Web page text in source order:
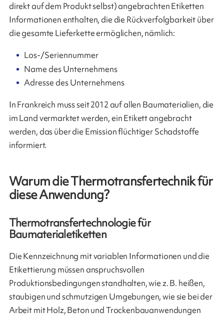
direkt auf dem Produkt selbst) angebrachten Etiketten
Informationen enthalten, die die Rückverfolgbarkeit über
die gesamte Lieferkette ermöglichen, nämlich:
Los-/Seriennummer
Name des Unternehmens
Adresse des Unternehmens
In Frankreich muss seit 2012 auf allen Baumaterialien, die
im Land vermarktet werden, ein Etikett angebracht
werden, das über die Emission flüchtiger Schadstoffe
informiert.
Warum die Thermotransfertechnik für
diese Anwendung?
Thermotransfertechnologie für
Baumaterialetiketten
Die Kennzeichnung mit variablen Informationen und die
Etikettierung müssen anspruchsvollen
Produktionsbedingungen standhalten, wie z. B. heißen,
staubigen und schmutzigen Umgebungen, wie sie bei der
Arbeit mit Holz, Beton und Trockenbauanwendungen